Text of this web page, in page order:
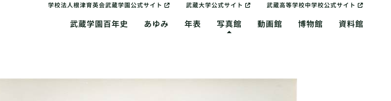
学校法人根津育英会武蔵学園公式サイト 武蔵大学公式サイト 武蔵高等学校中学校公式サイト
武蔵学園百年史 あゆみ 年表 写真館 動画館 博物館 資料館